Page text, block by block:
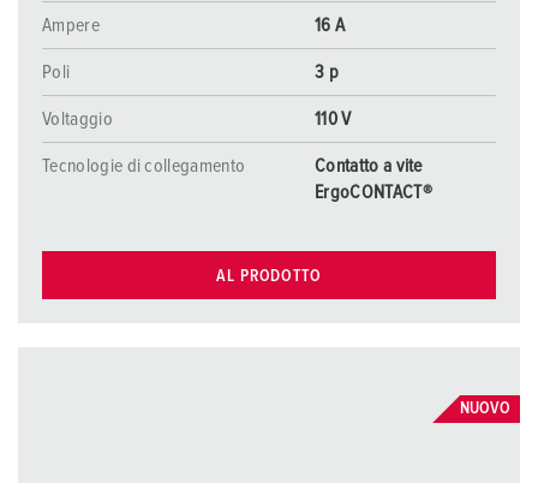
Ampere 16 A
Poli 3 p
Voltaggio 110 V
Tecnologie di collegamento
Contatto a vite
ErgoCONTACT®
AL PRODOTTO
NUOVO